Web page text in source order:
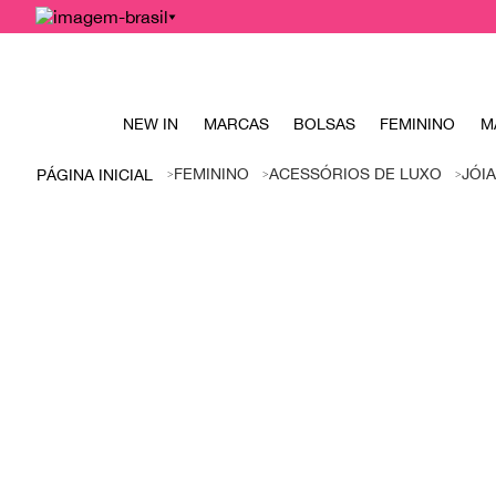
NEW IN MARCAS BOLSAS FEMININO
FEMININO ACESSÓRIOS DE LUXO